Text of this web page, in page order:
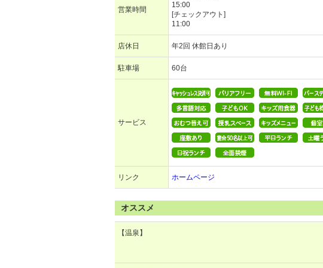
営業時間
15:00
[チェックアウト]
11:00
店休日 年2回 休館日あり
駐車場 60台
サービス
リンク ホームページ
オススメ
【温泉】